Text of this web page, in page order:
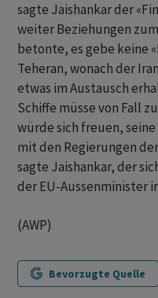
sagte Jaishankar der
weiter Beziehungen
betonte, es gebe keine
Teheran, wonach der
etwas im Austausch
Schiffe müsse von Fall
würde sich freuen,
mit den Regierungen
sagte Jaishankar, der
der EU-Aussenminister
(AWP)
Bevorzugte Quelle